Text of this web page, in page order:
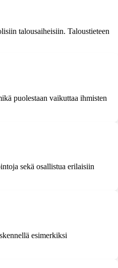
talousaiheisiin. Taloustieteen
puolestaan vaikuttaa ihmisten
sekä osallistua erilaisiin
esimerkiksi